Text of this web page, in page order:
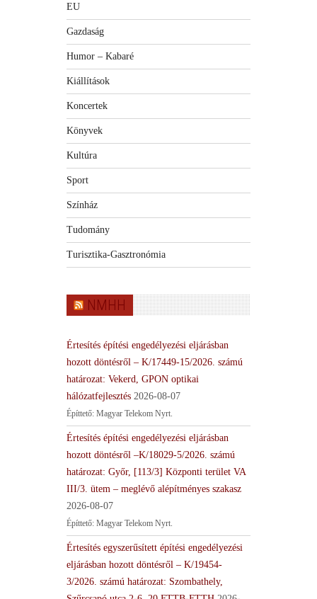
EU
Gazdaság
Humor – Kabaré
Kiállítások
Koncertek
Könyvek
Kultúra
Sport
Színház
Tudomány
Turisztika-Gasztronómia
NMHH
Értesítés építési engedélyezési eljárásban
hozott döntésről – K/17449-15/2026. számú
határozat: Vekerd, GPON optikai
hálózatfejlesztés 2026-08-07
Építtető: Magyar Telekom Nyrt.
Értesítés építési engedélyezési eljárásban
hozott döntésről –K/18029-5/2026. számú
határozat: Győr, [113/3] Központi terület VA
III/3. ütem – meglévő alépítményes szakasz
2026-08-07
Építtető: Magyar Telekom Nyrt.
Értesítés egyszerűsített építési engedélyezési
eljárásban hozott döntésről – K/19454-
3/2026. számú határozat: Szombathely,